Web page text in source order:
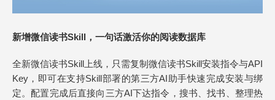
新增微信读书Skill，一句话激活你的阅读数据库
全新微信读书Skill上线，只需复制微信读书Skill安装指令与API
Key，即可在支持Skill部署的第三方AI助手快速完成安装与绑
定。配置完成后直接向三方AI下达指令，搜书、找书、整理热